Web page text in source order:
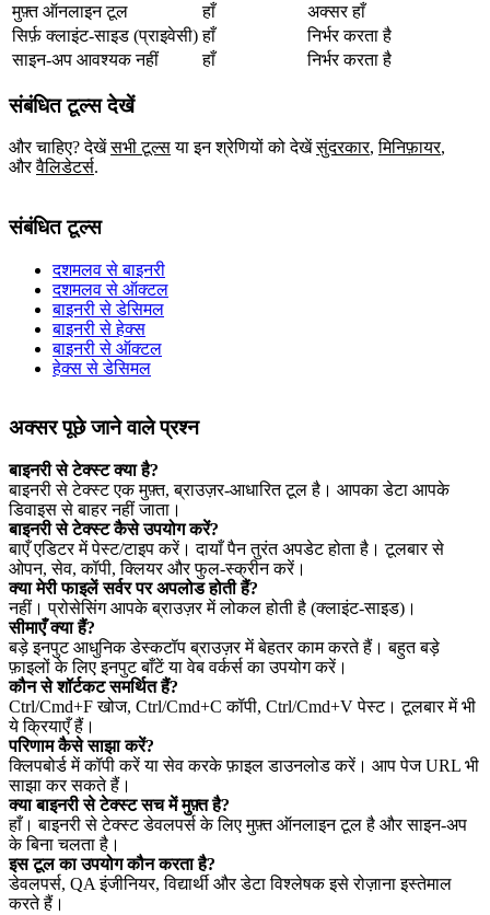
मुफ़्त ऑनलाइन टूल
हाँ
अक्सर हाँ
सिर्फ़ क्लाइंट‑साइड (प्राइवेसी) हाँ
निर्भर करता है
साइन‑अप आवश्यक नहीं
हाँ निर्भर करता है
संबंधित टूल्स देखें
और चाहिए? देखें सभी टूल्स या इन श्रेणियों को देखें सुंदरकार,मिनिफ़ायर,
और वैलिडेटर्स.
संबंधित टूल्स
दशमलव से बाइनरी
दशमलव से ऑक्टल
बाइनरी से डेसिमल
बाइनरी से हेक्स
बाइनरी से ऑक्टल
हेक्स से डेसिमल
अक्सर पूछे जाने वाले प्रश्न
बाइनरी से टेक्स्ट क्या है?
बाइनरी से टेक्स्ट एक मुफ़्त, ब्राउज़र‑आधारित टूल है। आपका डेटा आपके
डिवाइस से बाहर नहीं जाता।
बाइनरी से टेक्स्ट कैसे उपयोग करें?
बाएँ एडिटर में पेस्ट/टाइप करें। दायाँ पैन तुरंत अपडेट होता है। टूलबार से
ओपन, सेव, कॉपी, क्लियर और फुल‑स्क्रीन करें।
क्या मेरी फाइलें सर्वर पर अपलोड होती हैं?
नहीं। प्रोसेसिंग आपके ब्राउज़र में लोकल होती है (क्लाइंट‑साइड)।
सीमाएँ क्या हैं?
बड़े इनपुट आधुनिक डेस्कटॉप ब्राउज़र में बेहतर काम करते हैं। बहुत बड़े
फ़ाइलों के लिए इनपुट बाँटें या वेब वर्कर्स का उपयोग करें।
कौन से शॉर्टकट समर्थित हैं?
Ctrl/Cmd+F खोज, Ctrl/Cmd+C कॉपी, Ctrl/Cmd+V पेस्ट। टूलबार में भी
ये क्रियाएँ हैं।
परिणाम कैसे साझा करें?
क्लिपबोर्ड में कॉपी करें या सेव करके फ़ाइल डाउनलोड करें। आप पेज URL भी
साझा कर सकते हैं।
क्या बाइनरी से टेक्स्ट सच में मुफ़्त है?
हाँ। बाइनरी से टेक्स्ट डेवलपर्स के लिए मुफ़्त ऑनलाइन टूल है और साइन‑अप
के बिना चलता है।
इस टूल का उपयोग कौन करता है?
डेवलपर्स, QA इंजीनियर, विद्यार्थी और डेटा विश्लेषक इसे रोज़ाना इस्तेमाल
करते हैं।